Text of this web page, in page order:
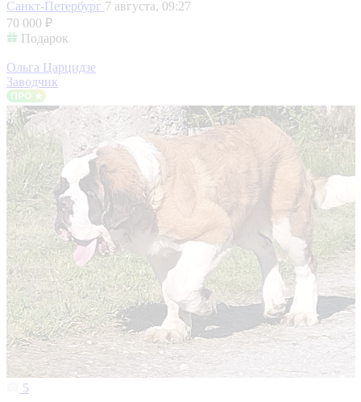
Санкт-Петербург 7 августа, 09:27
70 000 ₽
Подарок
Ольга Царцидзе
Заводчик
5